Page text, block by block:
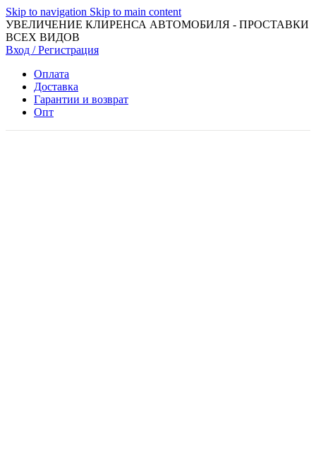
Skip to navigation Skip to main content
УВЕЛИЧЕНИЕ КЛИРЕНСА АВТОМОБИЛЯ - ПРОСТАВКИ
ВСЕХ ВИДОВ
Вход / Регистрация
Оплата
Доставка
Гарантии и возврат
Опт